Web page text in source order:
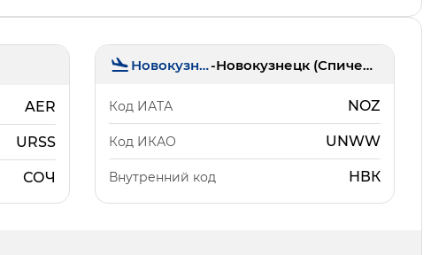
AER
URSS
СОЧ
Новокузнецк- Новокузнецк (Спиченково)
Код ИАТА NOZ
Код ИКАО UNWW
Внутренний код НВК